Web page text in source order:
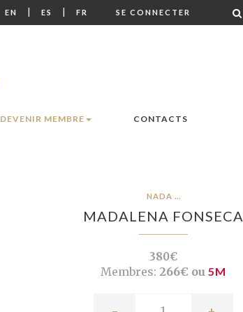
EN | ES | FR SE CONNECTER
DEVENIR MEMBRE CONTACTS
NADA ...
MADALENA FONSECA
380€
Membres: 266€ ou 5M